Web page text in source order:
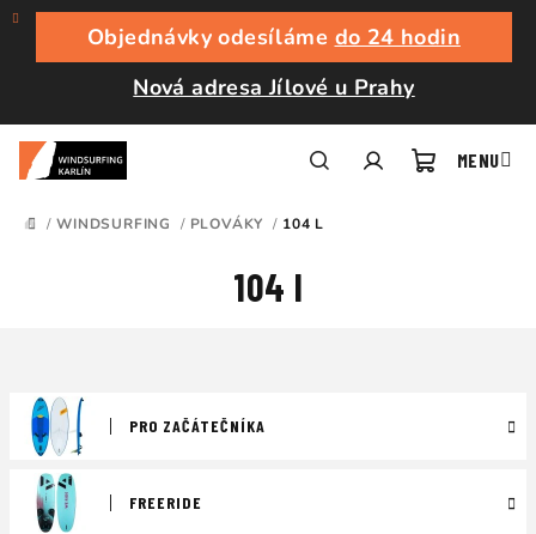
Přejít
obsah
Objednávky odesíláme do 24 hodin
Nová adresa Jílové u Prahy
DOMŮ
/ WINDSURFING / PLOVÁKY / 104 L
104 l
PRO ZAČÁTEČNÍKA
FREERIDE